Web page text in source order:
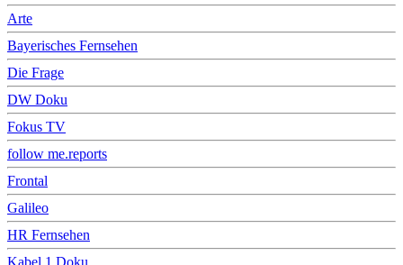
Arte
Bayerisches Fernsehen
Die Frage
DW Doku
Fokus TV
follow me.reports
Frontal
Galileo
HR Fernsehen
Kabel 1 Doku